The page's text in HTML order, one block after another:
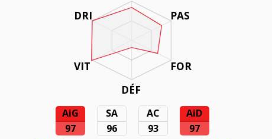
PAS
FOR
DÉF
DRI
VIT
AiG
97
SA
96
AC
93
AiD
97